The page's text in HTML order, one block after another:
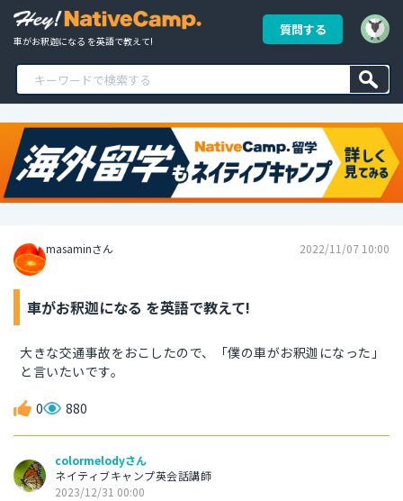
車がお釈迦になる を英語で教えて!
質問する
masaminさん 2022/11/07 10:00
車がお釈迦になる を英語で教えて!
大きな交通事故をおこしたので、「僕の車がお釈迦になった」
と言いたいです。
0 880
colormelodyさん
ネイティブキャンプ英会話講師
2023/12/31 00:00